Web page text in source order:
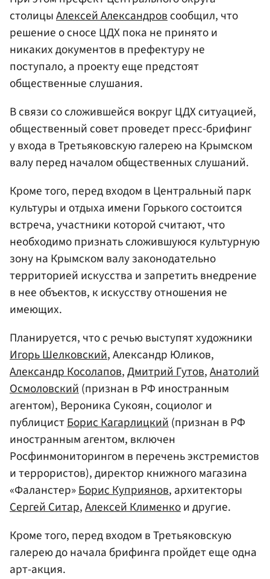
столицыАлексей Александров сообщил, что
решение о сносе ЦДХ пока не принято и
никаких документов в префектуру не
поступало, а проекту еще предстоят
общественные слушания.
В связи со сложившейся вокруг ЦДХ ситуацией,
общественный совет проведет пресс-брифинг
у входа в Третьяковскую галерею на Крымском
валу перед началом общественных слушаний.
Кроме того, перед входом в Центральный парк
культуры и отдыха имени Горького состоится
встреча, участники которой считают, что
необходимо признать сложившуюся культурную
зону на Крымском валу законодательно
территорией искусства и запретить внедрение
в нее объектов, к искусству отношения не
имеющих.
Планируется, что с речью выступят художники
Игорь Шелковcкий, Александр Юликов,
Александр Косолапов,Дмитрий Гутов,Анатолий
Осмоловский(признан в РФ иностранным
агентом), Вероника Сукоян, социолог и
публицистБорис Кагарлицкий(признан в РФ
иностранным агентом, включен
Росфинмониторингом в перечень экстремистов
и террористов), директор книжного магазина
«Фаланстер»Борис Куприянов, архитекторы
Сергей Ситар,Алексей Клименкои другие.
Кроме того, перед входом в Третьяковскую
галерею до начала брифинга пройдет еще одна
арт-акция.